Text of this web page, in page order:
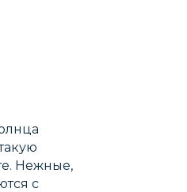
Нежные,
с